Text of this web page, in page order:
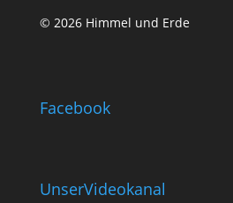
© 2026 Himmel und Erde
Facebook
UnserVideokanal